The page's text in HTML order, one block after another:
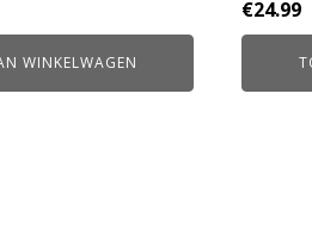
WINKELWAGEN
€24.99